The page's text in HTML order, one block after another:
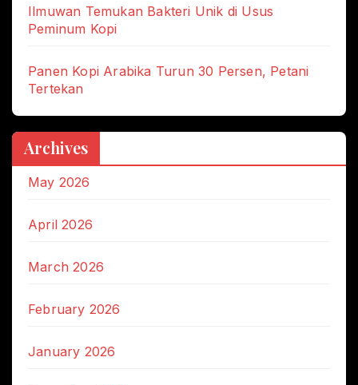
Ilmuwan Temukan Bakteri Unik di Usus
Peminum Kopi
Panen Kopi Arabika Turun 30 Persen, Petani
Tertekan
Archives
May 2026
April 2026
March 2026
February 2026
January 2026